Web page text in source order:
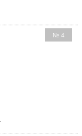
№ 4